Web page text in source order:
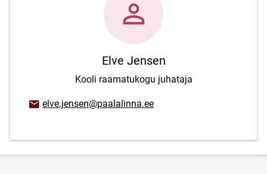
Elve Jensen
Kooli raamatukogu juhataja
E-posti aadress
elve.jensen@paalalinna.ee